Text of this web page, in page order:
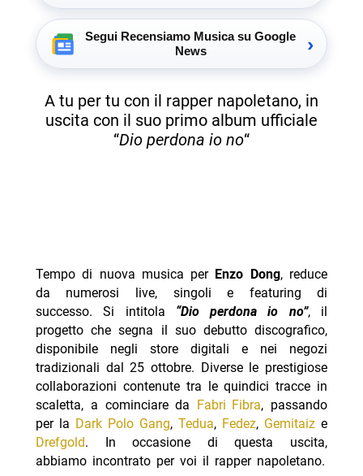
Segui Recensiamo Musica su Google
News
›
A tu per tu con il rapper napoletano, in
uscita con il suo primo album ufficiale
“Dio perdona io no“
Tempo di nuova musica per Enzo Dong, reduce
da numerosi live, singoli e featuring di
successo. Si intitola “Dio perdona io no”, il
progetto che segna il suo debutto discografico,
disponibile negli store digitali e nei negozi
tradizionali dal 25 ottobre. Diverse le prestigiose
collaborazioni contenute tra le quindici tracce in
scaletta, a cominciare da Fabri Fibra, passando
per la Dark Polo Gang,Tedua, Fedez, Gemitaiz e
Drefgold. In occasione di questa uscita,
abbiamo incontrato per voi il rapper napoletano.